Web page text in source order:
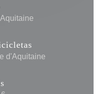
d'Aquitaine